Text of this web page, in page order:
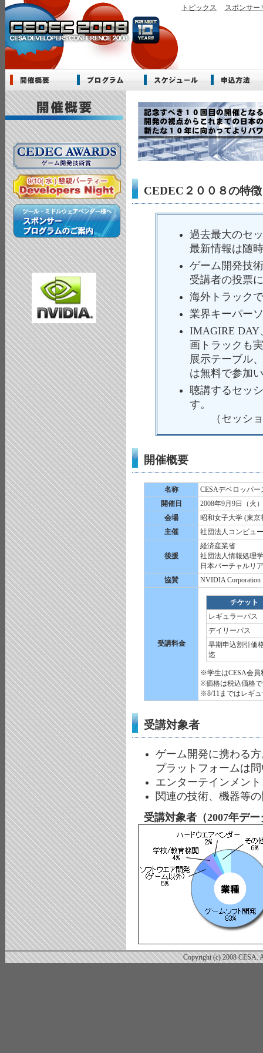
トピックス スポンサー
CEDEC２００８の特徴
過去最大のセ
最新情報は随
ゲーム開発技
受講者の投票
海外トラック
業界キーパー
IMAGIRE DAY
画トラックも
展示テーブル
は無料で参加
聴講するセッ
す。
（セッショ
開催概要
名称
CESAデベロッパ
開催日
2008年9月9日（火
会場
昭和女子大学 (東京
主催
社団法人コンピュ
後援
経済産業省
社団法人情報処理
日本バーチャルリ
協賛
NVIDIA Corporation
受講料金
チケット
レギュラーパス
デイリーパス
早期申込割引価
迄
※学生はCESA会員
※価格は税込価格
※8/11まではレギ
受講対象者
ゲーム開発に携わる
プラットフォームは
エンターテインメン
関連の技術、機器等
受講対象者（2007年デー
Copyright (c) 2008 CESA.